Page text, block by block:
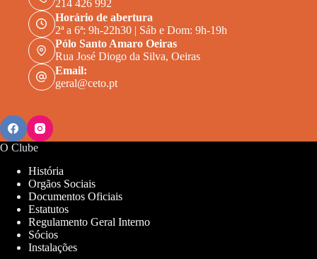
214 426 992
Horário de abertura
2ª a 6ª: 9h-22h30 | Sáb e Dom: 9h-19h
Pólo Santo Amaro Oeiras
Rua José Diogo da Silva, Oeiras
Email:
geral@ceto.pt
O Clube
História
Orgãos Sociais
Documentos Oficiais
Estatutos
Regulamento Geral Interno
Sócios
Instalações